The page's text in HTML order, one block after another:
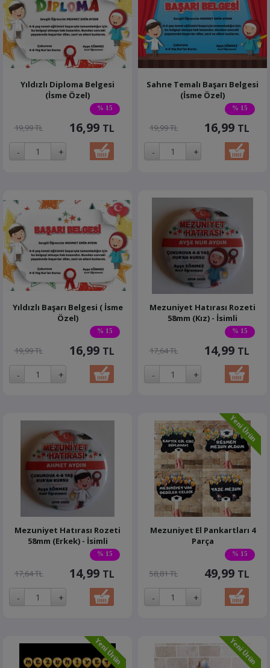
% 15
Yıldızlı Diploma Belgesi
(İsme Özel)
19,99 TL 16,99 TL
% 15
Sahne Temalı Başarı Belgesi
(İsme Özel)
19,99 TL 16,99 TL
% 15
Yıldızlı Başarı Belgesi ( İsme
Özel)
19,99 TL 16,99 TL
% 15
Mezuniyet Hatırası Rozeti
58mm (Kız) - İsimli
17,64 TL 14,99 TL
% 15
Mezuniyet Hatırası Rozeti
58mm (Erkek) - İsimli
17,64 TL 14,99 TL
% 15
Mezuniyet El Pankartları 4
Parça
58,81 TL 49,99 TL